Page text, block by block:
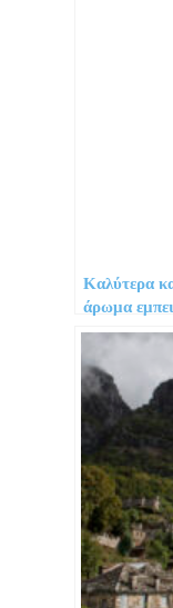
Καλύτερα
άρωμα